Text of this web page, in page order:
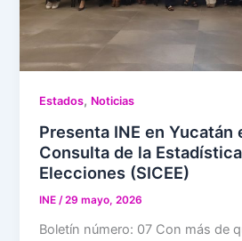
Estados, Noticias
Presenta INE en Yucatán
Consulta de la
Elecciones (SICEE)
INE/29 mayo, 2026
Boletín número: 07 Con más de